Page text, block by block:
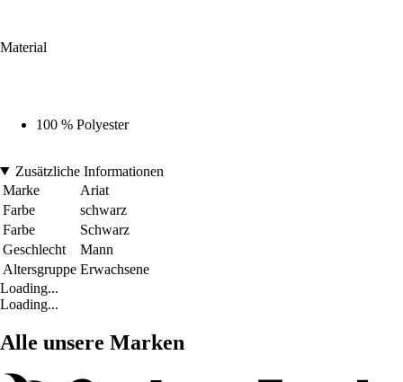
Material
100 % Polyester
Zusätzliche Informationen
Marke
Ariat
Farbe
schwarz
Farbe
Schwarz
Geschlecht
Mann
Altersgruppe Erwachsene
Loading...
Loading...
Alle unsere Marken